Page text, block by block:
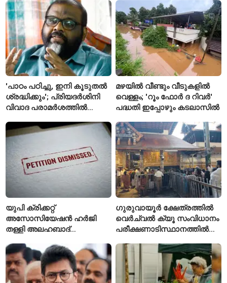
കർഷകർ
'പാഠം പഠിച്ചു, ഇനി കൂടുതൽ
ശ്രദ്ധിക്കും'; പ്രിയദർശിനി
വിവാദ പരാമർശത്തിൽ
സി.പി. ജോൺ
മഴയിൽ വീണ്ടും വീടുകളിൽ
വെള്ളം; 'റൂം ഫോർ ദ റിവർ'
പദ്ധതി ഇപ്പോഴും കടലാസിൽ
യുപി ക്രിക്കറ്റ്
അസോസിയേഷൻ ഹർജി
തള്ളി അലഹബാദ്
ഗുരുവായൂർ ക്ഷേത്രത്തിൽ
വെർച്വൽ ക്യൂ സംവിധാനം
പരീക്ഷണാടിസ്ഥാനത്തിൽ